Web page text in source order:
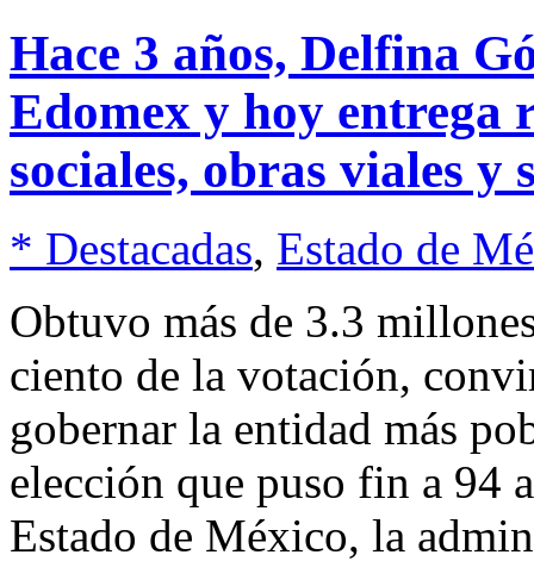
Hace 3 años, Delfina
Edomex y hoy entrega
sociales, obras viales y
* Destacadas, Estado de
Obtuvo más de 3.3
ciento de la votación,
gobernar la entidad más
elección que puso fin a 94
Estado de México, la